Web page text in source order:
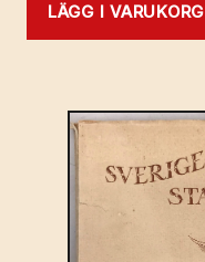
LÄGG I VARUKORG